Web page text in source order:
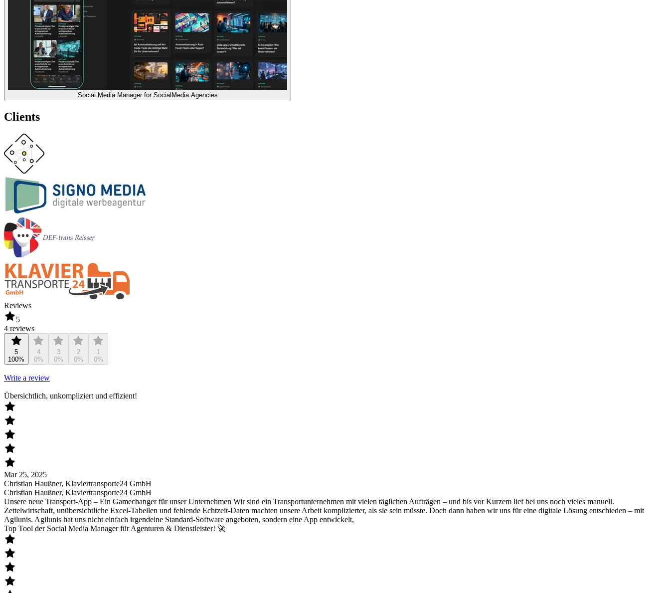
Social Media Manager for SocialMedia Agencies
Clients
Reviews
5
4 reviews
5
100%
4
0%
3
0%
2
0%
1
0%
Write a review
Übersichtlich, unkompliziert und effizient!
Mar 25, 2025
Christian Haußner, Klaviertransporte24 GmbH
Christian Haußner, Klaviertransporte24 GmbH
Unsere neue Transport-App – Ein Gamechanger für unser Unternehmen Wir sind ein Transportunternehmen mit vielen täglichen Aufträgen – und bis vor Kurzem lief bei uns noch vieles manuell.
Zettelwirtschaft, unübersichtliche Excel-Tabellen und fehlende Echtzeit-Daten machten unsere Arbeit komplizierter, als sie sein müsste. Doch dann haben wir uns für eine digitale Lösung entschieden – mit
Agilunis. Agilunis hat uns nicht einfach irgendeine Standard-Software angeboten, sondern eine App entwickelt,
Top Tool der Social Media Manager für Agenturen & Dienstleister! 🚀